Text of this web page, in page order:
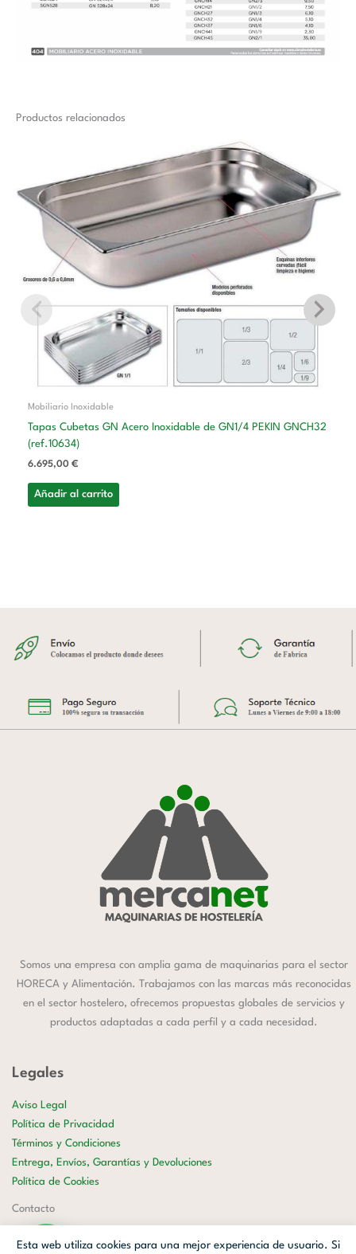
Productos relacionados
Mobiliario Inoxidable
Tapas Cubetas GN Acero Inoxidable de GN1/4 PEKIN GNCH32
(ref.10634)
6.695,00 €
Añadir al carrito
Somos una empresa con amplia gama de maquinarias para el sector
HORECA y Alimentación. Trabajamos con las marcas más reconocidas
en el sector hostelero, ofrecemos propuestas globales de servicios y
productos adaptadas a cada perfil y a cada necesidad.
Legales
Aviso Legal
Política de Privacidad
Términos y Condiciones
Entrega, Envíos, Garantías y Devoluciones
Política de Cookies
Contacto
658 177 599
Esta web utiliza cookies para una mejor experiencia de usuario. Si